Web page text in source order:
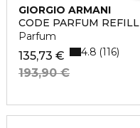
GIORGIO ARMANI
CODE PARFUM REFILL
Parfum
135,73 €
193,90 €
4.8 116